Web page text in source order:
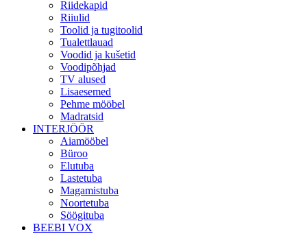
Riidekapid
Riiulid
Toolid ja tugitoolid
Tualettlauad
Voodid ja kušetid
Voodipõhjad
TV alused
Lisaesemed
Pehme mööbel
Madratsid
INTERJÖÖR
Aiamööbel
Büroo
Elutuba
Lastetuba
Magamistuba
Noortetuba
Söögituba
BEEBI VOX